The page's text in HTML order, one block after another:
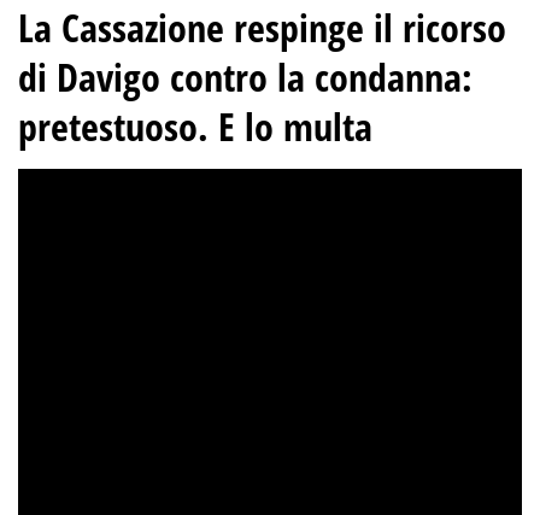
La Cassazione respinge il ricorso
di Davigo contro la condanna:
pretestuoso. E lo multa